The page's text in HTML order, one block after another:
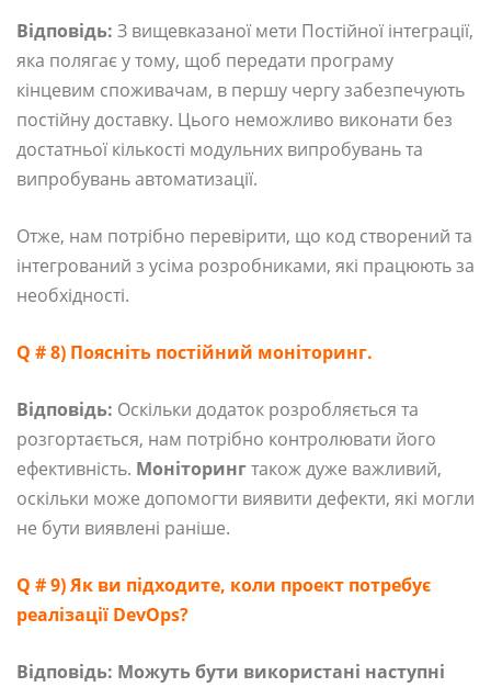
Відповідь: З вищевказаної мети Постійної інтеграції,
яка полягає у тому, щоб передати програму
кінцевим споживачам, в першу чергу забезпечують
постійну доставку. Цього неможливо виконати без
достатньої кількості модульних випробувань та
випробувань автоматизації.
Отже, нам потрібно перевірити, що код створений та
інтегрований з усіма розробниками, які працюють за
необхідності.
Q # 8) Поясніть постійний моніторинг.
Відповідь: Оскільки додаток розробляється та
розгортається, нам потрібно контролювати його
ефективність. Моніторингтакож дуже важливий,
оскільки може допомогти виявити дефекти, які могли
не бути виявлені раніше.
Q # 9) Як ви підходите, коли проект потребує
реалізації DevOps?
Відповідь: Можуть бути використані наступні